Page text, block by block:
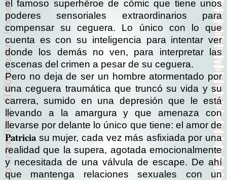
el famoso superhéroe de cómic que tiene unos
poderes sensoriales extraordinarios para
compensar su ceguera. Lo único con lo que
cuenta es con su inteligencia para intentar ver
donde los demás no ven, para interpretar las
escenas del crimen a pesar de su ceguera.
Pero no deja de ser un hombre atormentado por
una ceguera traumática que truncó su vida y su
carrera, sumido en una depresión que le está
llevando a la amargura y que amenaza con
llevarse por delante lo único que tiene: el amor de
Patricia su mujer, cada vez más asfixiada por una
realidad que la supera, agotada emocionalmente
y necesitada de una válvula de escape. De ahí
que mantenga relaciones sexuales con un